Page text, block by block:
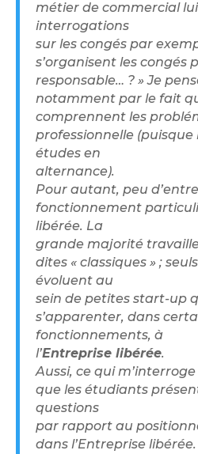
métier de commercial
interrogations
sur les congés par
s’organisent les congés
responsable… ? » Je
notamment par le fait
comprennent les
professionnelle
études en
alternance).
Pour autant, peu
fonctionnement
libérée. La
grande majorité
dites « classiques » ;
évoluent au
sein de petites start-up
s’apparenter, dans
fonctionnements, à
l’Entreprise libérée.
Aussi, ce qui
que les étudiants
questions
par rapport au
dans l’Entreprise